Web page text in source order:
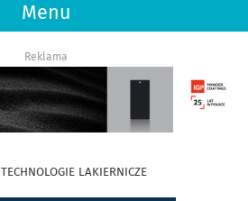
Menu
Reklama
TECHNOLOGIE LAKIERNICZE